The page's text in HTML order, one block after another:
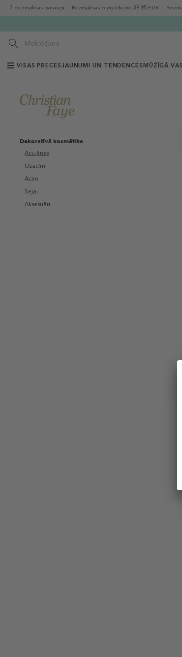
2 bezmaksas paraugi Bezmaksas piegāde no 39.95 EUR
VISAS PRECESJAUNUMI UN TENDENCES MŪŽĪGĀ
Dekoratīvā kosmētika
Acu ēnas
Uzacīm
Acīm
Sejai
Aksesuāri